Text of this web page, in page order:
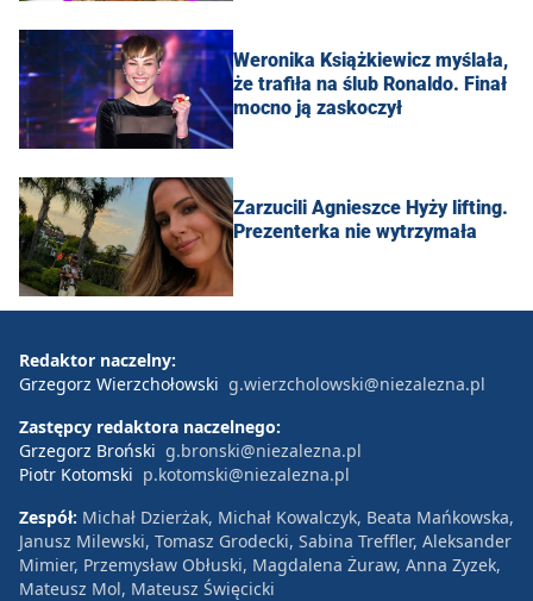
Weronika Książkiewicz myślała,
że trafiła na ślub Ronaldo. Finał
mocno ją zaskoczył
Zarzucili Agnieszce Hyży lifting.
Prezenterka nie wytrzymała
Redaktor naczelny:
Grzegorz Wierzchołowski g.wierzcholowski@niezalezna.pl
Zastępcy redaktora naczelnego:
Grzegorz Broński g.bronski@niezalezna.pl
Piotr Kotomski p.kotomski@niezalezna.pl
Zespół: Michał Dzierżak, Michał Kowalczyk, Beata Mańkowska,
Janusz Milewski, Tomasz Grodecki, Sabina Treffler, Aleksander
Mimier, Przemysław Obłuski, Magdalena Żuraw, Anna Zyzek,
Mateusz Mol, Mateusz Święcicki